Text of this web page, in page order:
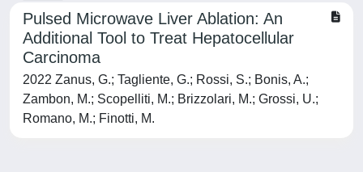
Pulsed Microwave Liver Ablation: An
Additional Tool to Treat Hepatocellular
Carcinoma
2022 Zanus, G.; Tagliente, G.; Rossi, S.; Bonis, A.;
Zambon, M.; Scopelliti, M.; Brizzolari, M.; Grossi, U.;
Romano, M.; Finotti, M.